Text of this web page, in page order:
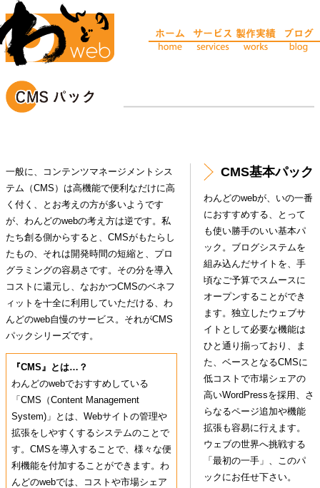
一般に、コンテンツマネージメントシス
テム（CMS）は高機能で便利なだけに高
く付く、とお考えの方が多いようです
が、わんどのwebの考え方は逆です。私
たち創る側からすると、CMSがもたらし
たもの、それは開発時間の短縮と、プロ
グラミングの容易さです。その分を導入
コストに還元し、なおかつCMSのベネフ
ィットを十全に利用していただける、わ
んどのweb自慢のサービス。それがCMS
パックシリーズです。
『CMS』とは…？
わんどのwebでおすすめしている
「CMS（Content Management
System)」とは、Webサイトの管理や
拡張をしやすくするシステムのことで
す。CMSを導入することで、様々な便
利機能を付加することができます。わ
んどのwebでは、コストや市場シェア
CMS基本パック
わんどのwebが、いの一番
におすすめする、とって
も使い勝手のいい基本パ
ック。ブログシステムを
組み込んだサイトを、手
頃なご予算でスムースに
オープンすることができ
ます。独立したウェブサ
イトとして必要な機能は
ひと通り揃っており、ま
た、ベースとなるCMSに
低コストで市場シェアの
高いWordPressを採用、さ
らなるページ追加や機能
拡張も容易に行えます。
ウェブの世界へ挑戦する
「最初の一手」、このパ
ックにお任せ下さい。